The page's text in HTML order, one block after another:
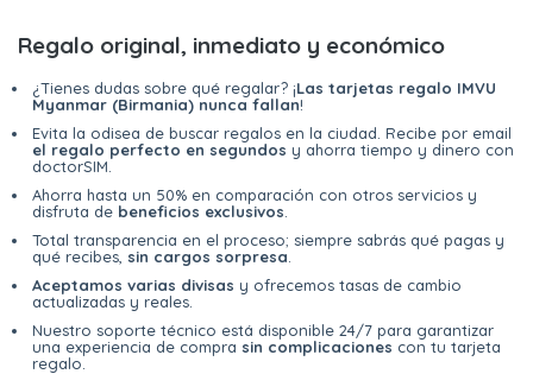
Regalo original, inmediato y económico
¿Tienes dudas sobre qué regalar? ¡Las tarjetas regalo IMVU
Myanmar (Birmania) nunca fallan!
Evita la odisea de buscar regalos en la ciudad. Recibe por email
el regalo perfecto en segundos y ahorra tiempo y dinero con
doctorSIM.
Ahorra hasta un 50% en comparación con otros servicios y
disfruta de beneficios exclusivos
Total transparencia en el proceso; siempre sabrás qué pagas y
qué recibes, sin cargos sorpresa
Aceptamos varias divisas y ofrecemos tasas de cambio
actualizadas y reales.
Nuestro soporte técnico está disponible 24/7 para garantizar
una experiencia de compra sin complicaciones con tu tarjeta
regalo.